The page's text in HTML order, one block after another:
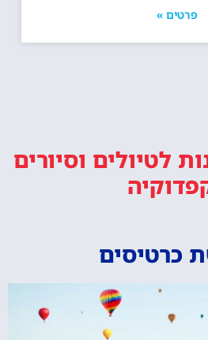
פרטים »
לטיולים וסיורים
כרטיסים